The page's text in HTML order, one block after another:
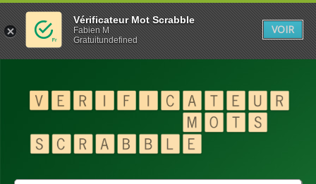
Vérificateur Mot Scrabble
Fabien M
Gratuitundefined
VOIR